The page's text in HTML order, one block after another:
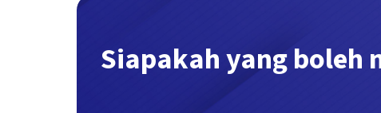
Siapakah yang boleh